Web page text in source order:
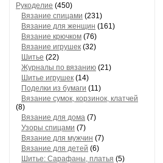
Рукоделие (450)
Вязание спицами (231)
Вязание для женщин (161)
Вязание крючком (76)
Вязание игрушек (32)
Шитье (22)
Журналы по вязанию (21)
Шитье игрушек (14)
Поделки из бумаги (11)
Вязание сумок, корзинок, клатчей
(8)
Вязание для дома (7)
Узоры спицами (7)
Вязание для мужчин (7)
Вязание для детей (6)
Шитье: Сарафаны, платья (5)